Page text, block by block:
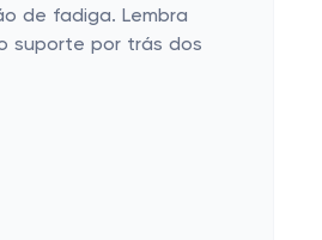
de fadiga. Lembra
suporte por trás dos